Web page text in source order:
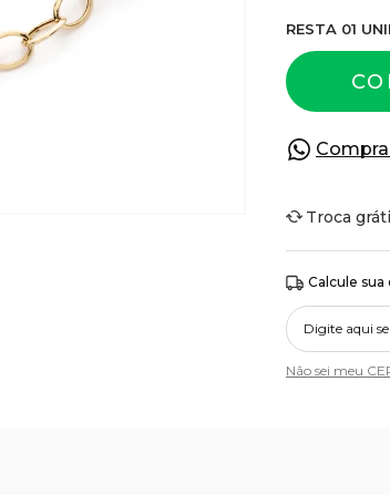
RESTA 01
Troca
Calcule
Não sei meu